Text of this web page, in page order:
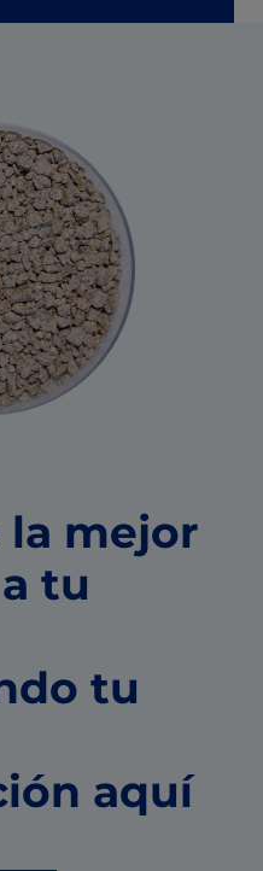
la mejor
tu
tu
aquí